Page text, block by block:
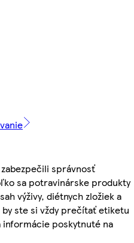
správnosť
sa potravinárske produkty
výživy, diétnych zložiek a
ste si vždy prečítať etiketu
informácie poskytnuté na